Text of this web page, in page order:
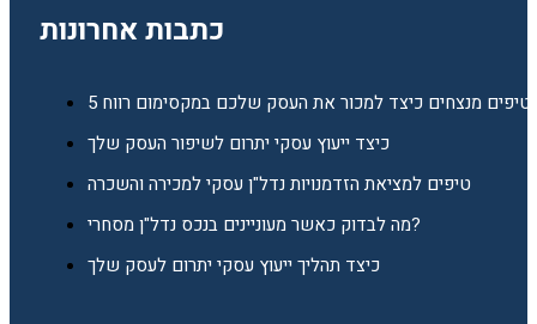
כתבות אחרונות
5 טיפים מנצחים כיצד למכור את העסק שלכם במקסימום רווח
כיצד ייעוץ עסקי יתרום לשיפור העסק שלך
טיפים למציאת הזדמנויות נדל"ן עסקי למכירה והשכרה
מה לבדוק כאשר מעוניינים בנכס נדל"ן מסחרי?
כיצד תהליך ייעוץ עסקי יתרום לעסק שלך